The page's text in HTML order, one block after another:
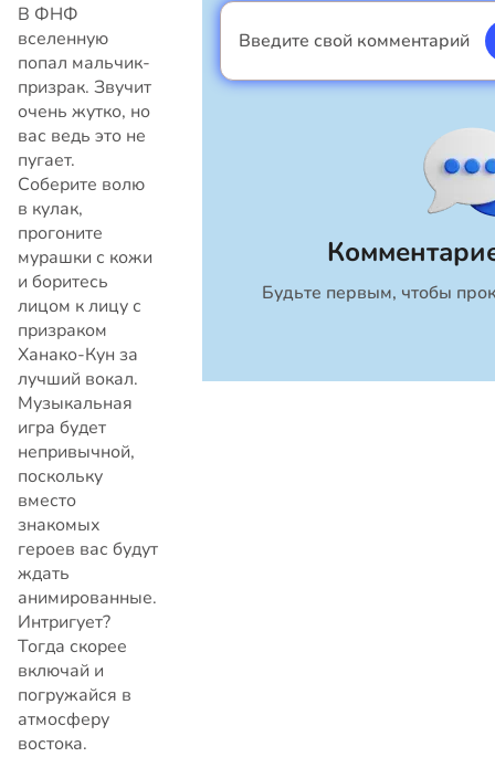
В ФНФ
вселенную
попал мальчик-
призрак. Звучит
очень жутко, но
вас ведь это не
пугает.
Соберите волю
в кулак,
прогоните
мурашки с кожи
и боритесь
лицом к лицу с
призраком
Ханако-Кун за
лучший вокал.
Музыкальная
игра будет
непривычной,
поскольку
вместо
знакомых
героев вас будут
ждать
анимированные.
Интригует?
Тогда скорее
включай и
погружайся в
атмосферу
востока.
Будьте первым, чтобы
Введите свой комментарий
Я мальчик
Закрыть